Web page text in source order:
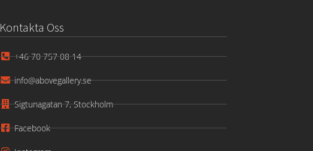
Kontakta Oss
+46 70 757 08 14
info@abovegallery.se
Sigtunagatan 7, Stockholm
Facebook